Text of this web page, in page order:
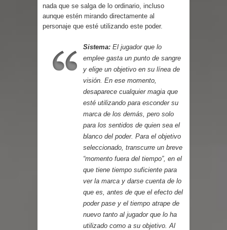
nada que se salga de lo ordinario, incluso
aunque estén mirando directamente al
personaje que esté utilizando este poder.
Sistema: El jugador que lo
emplee gasta un punto de sangre
y elige un objetivo en su línea de
visión. En ese momento,
desaparece cualquier magia que
esté utilizando para esconder su
marca de los demás, pero solo
para los sentidos de quien sea el
blanco del poder. Para el objetivo
seleccionado, transcurre un breve
“momento fuera del tiempo”, en el
que tiene tiempo suficiente para
ver la marca y darse cuenta de lo
que es, antes de que el efecto del
poder pase y el tiempo atrape de
nuevo tanto al jugador que lo ha
utilizado como a su objetivo. Al